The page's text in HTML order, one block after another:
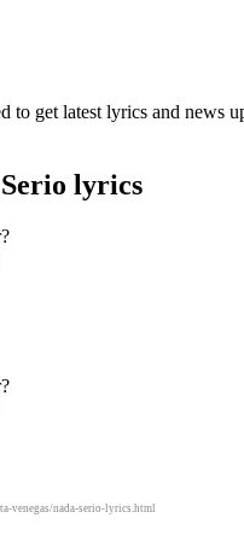
to get latest lyrics and news
lyrics
venegas/nada-serio-lyrics.html